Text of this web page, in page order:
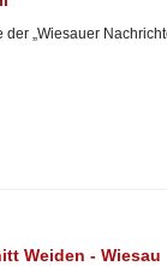
„Wiesauer
Weiden - Wiesau